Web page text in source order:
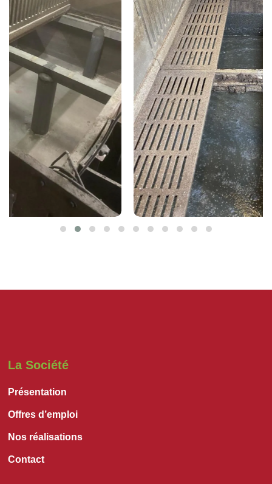
La Société
Présentation
Offres d’emploi
Nos réalisations
Contact